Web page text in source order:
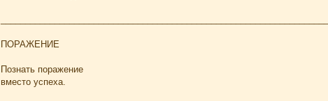
ПОРАЖЕНИЕ
Познать поражение
вместо успеха.